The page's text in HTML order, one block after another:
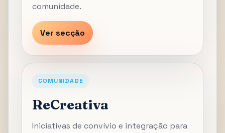
comunidade.
Ver secção
COMUNIDADE
ReCreativa
Iniciativas de convívio e integração para